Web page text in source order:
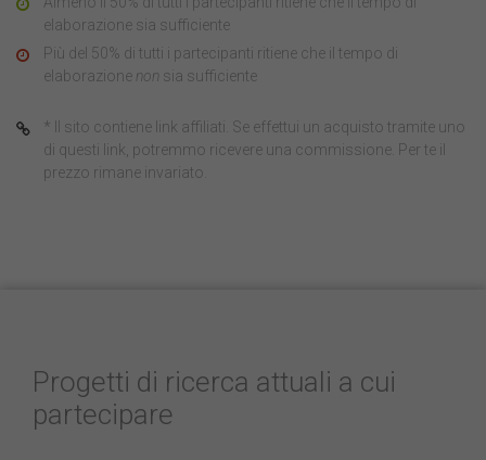
elaborazione sia sufficiente
Più del 50% di tutti i partecipanti ritiene che il tempo di
elaborazione non sia sufficiente
* Il sito contiene link affiliati. Se effettui un acquisto tramite uno
di questi link, potremmo ricevere una commissione. Per te il
prezzo rimane invariato.
Progetti di ricerca attuali a cui
partecipare